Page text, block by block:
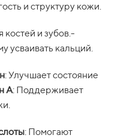
и структуру кожи.
костей и зубов.-
усваивать кальций.
: Улучшает состояние
A: Поддерживает
: Помогают